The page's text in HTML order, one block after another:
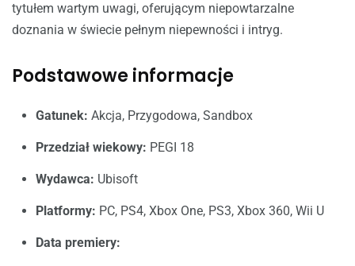
tytułem wartym uwagi, oferującym niepowtarzalne
doznania w świecie pełnym niepewności i intryg.
Podstawowe informacje
Gatunek: Akcja, Przygodowa, Sandbox
Przedział wiekowy: PEGI 18
Wydawca: Ubisoft
Platformy: PC, PS4, Xbox One, PS3, Xbox 360, Wii U
Data premiery: